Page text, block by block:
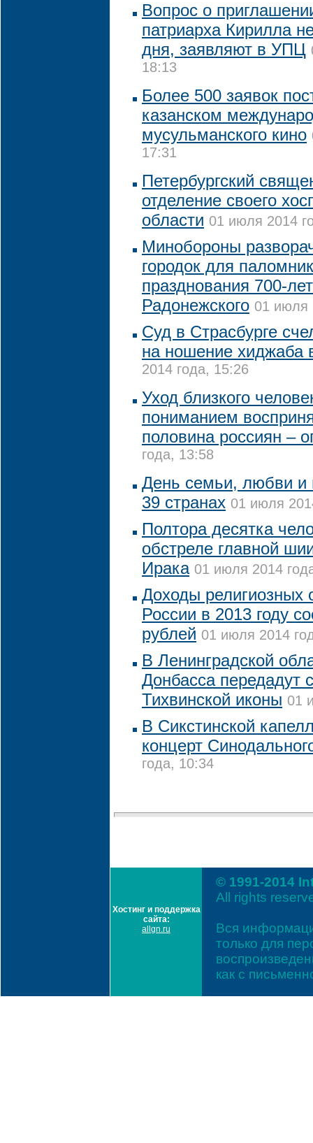
Вопрос о
патриарха Кирилла
дня, заявляют в УПЦ
18:13
Более 500 заявок
казанском
мусульманского кино
17:31
Петербургский
отделение своего
области 01 июля 2014
Минобороны
городок для
празднования 700-
Радонежского 01 июля
Суд в Страсбурге
на ношение хиджаба
2014 года, 15:26
Уход близкого
пониманием
половина россиян –
года, 13:58
День семьи, любви и
39 странах 01 июля
Полтора десятка
обстреле главной
Ирака 01 июля 2014
Доходы религиозных
России в 2013 году
рублей 01 июля 2014
В Ленинградской
Донбасса передадут
Тихвинской иконы 01
В Сикстинской
концерт
года, 10:34
Хостинг и поддержка
сайта:
allgn.ru
© 1991-2014
All rights
Вся
только для
как с